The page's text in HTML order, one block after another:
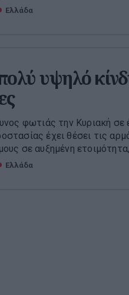
Ελλάδα
υψηλό
φωτιάς την Κυριακή σε
έχει θέσει τις
σε αυξημένη
Ελλάδα